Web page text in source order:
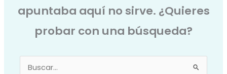
apuntaba aquí no sirve. ¿Quieres
probar con una búsqueda?
Buscar